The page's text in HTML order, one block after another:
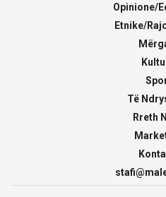
Opinione/
Etnike/
Të
Rreth